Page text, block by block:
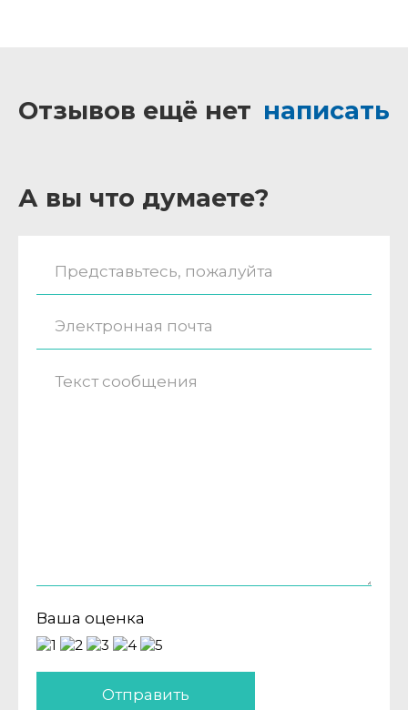
Отзывов ещё нет написать
А вы что думаете?
Ваша оценка
Отправить